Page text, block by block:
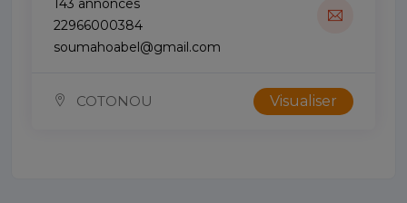
143 annonces
22966000384
soumahoabel@gmail.com
COTONOU Visualiser